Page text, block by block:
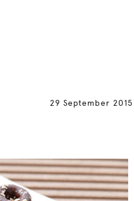
29 September 2015